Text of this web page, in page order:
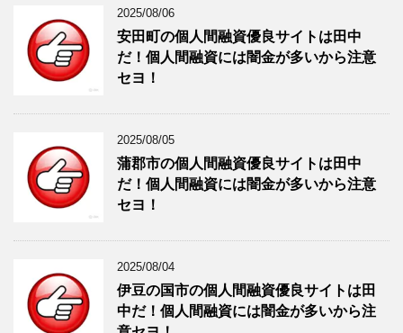
2025/08/06
安田町の個人間融資優良サイトは田中
だ！個人間融資には闇金が多いから注意
セヨ！
2025/08/05
蒲郡市の個人間融資優良サイトは田中
だ！個人間融資には闇金が多いから注意
セヨ！
2025/08/04
伊豆の国市の個人間融資優良サイトは田
中だ！個人間融資には闇金が多いから注